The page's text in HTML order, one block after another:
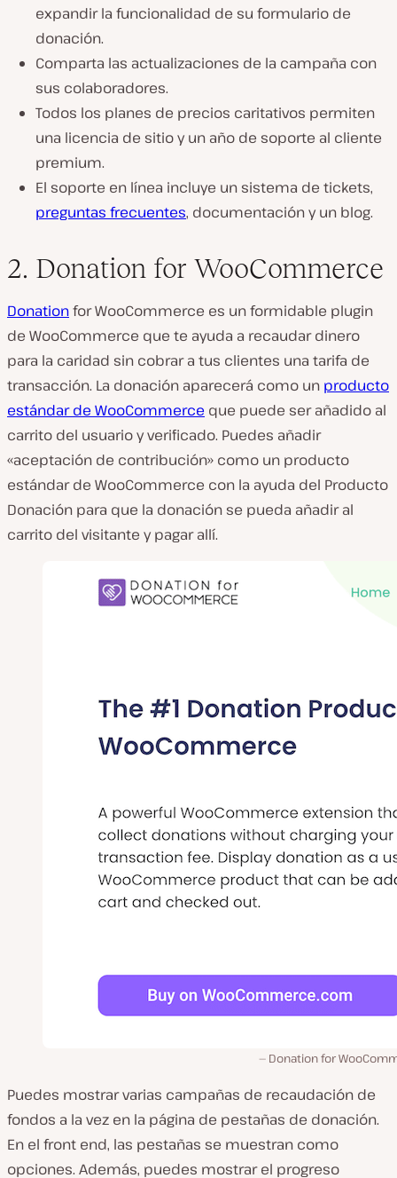
expandir la funcionalidad de su formulario de
donación.
Comparta las actualizaciones de la campaña con
sus colaboradores.
Todos los planes de precios caritativos permiten
una licencia de sitio y un año de soporte al cliente
premium.
El soporte en línea incluye un sistema de tickets,
preguntas frecuentes, documentación y un blog.
2. Donation for WooCommerce
Donationfor WooCommerce es un formidable plugin
de WooCommerce que te ayuda a recaudar dinero
para la caridad sin cobrar a tus clientes una tarifa de
transacción. La donación aparecerá como un producto
estándar de WooCommerce que puede ser añadido al
carrito del usuario y verificado. Puedes añadir
«aceptación de contribución» como un producto
estándar de WooCommerce con la ayuda del Producto
Donación para que la donación se pueda añadir al
carrito del visitante y pagar allí.
Donation for
Puedes mostrar varias campañas de recaudación de
fondos a la vez en la página de pestañas de donación.
En el front end, las pestañas se muestran como
opciones. Además, puedes mostrar el progreso